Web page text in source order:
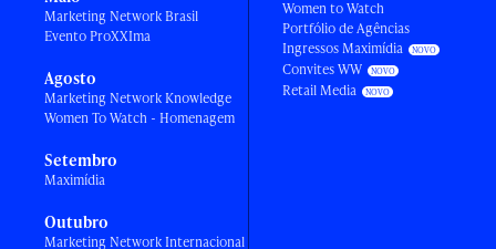
Marketing Network Brasil
Evento ProXXIma
Agosto
Marketing Network Knowledge
Women To Watch - Homenagem
Setembro
Maximídia
Outubro
Marketing Network Internacional
Women to Watch
Portfólio de Agências
Ingressos Maximídia
Convites WW
Retail Media